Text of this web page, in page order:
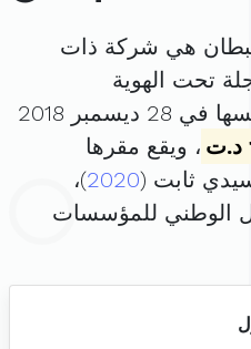
هي شركة ذات
تحت الهوية
. تم تأسيسها في 28 ديسمبر 2018
، ويقع مقرها
2020)،
الوطني للمؤسسات